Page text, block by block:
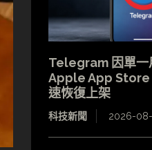
Telegram 因單一
Apple App Store
速恢復上架
科技新聞 2026-